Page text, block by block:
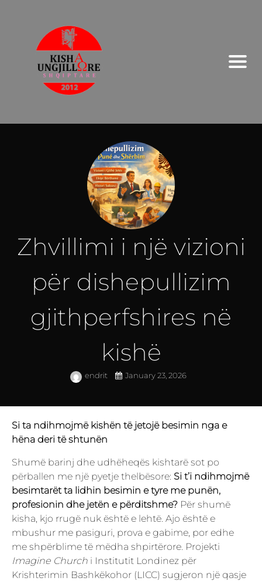
Zhvillimi i një vizioni
për dishepullizim
gjithperfshires në
kishë
endrit January 23, 2026
Si ta ndihmojmë kishën të jetojë besimin nga e
hëna deri të shtunën
Shumë barinj dhe udhëheqës kishtarë sot po
përballen me një pyetje thelbësore: Si t’i ndihmojmë
besimtarët ta lidhin besimin e tyre me punën,
profesionin dhe jetën e përditshme? Për shumë
kisha, kjo rrugë nuk është e lehtë. Ajo është e
mbushur me pasiguri, prova e gabime, por edhe
me shpërblime të mëdha shpirtërore. Projekti
Imagine Church i Institutit Londinez për
Krishterimin Bashkëkohor (LICC) sugjeron një qasje